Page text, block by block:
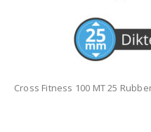
Cross Fitness 100 MT 25